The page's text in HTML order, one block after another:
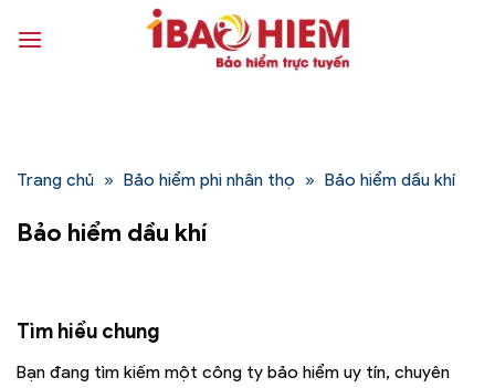
qua
Trang chủ » Bảo hiểm phi nhân thọ » Bảo hiểm dầu khí
Bảo hiểm dầu khí
Tìm hiểu chung
Bạn đang tìm kiếm một công ty bảo hiểm uy tín, chuyên